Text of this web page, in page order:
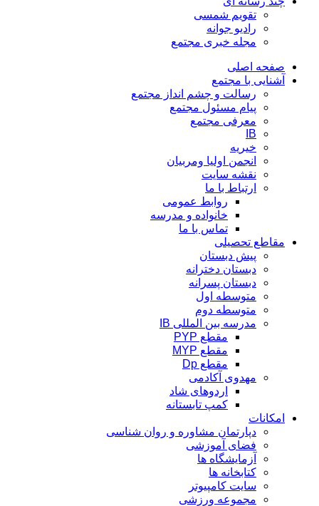
تقویم شمسی
رادیو جوانه
مجله خبری مجتمع
صفحه اصلی
آشنایی با مجتمع
رسالت و چشم انداز مجتمع
پیام مسئول مجتمع
معرفی مجتمع
IB
خیریه
انجمن اولیا ومربیان
نقشه سایت
ارتباط با ما
روابط عمومی
خانواده و مدرسه
تماس با ما
مقاطع تحصیلی
پیش دبستان
دبستان دخترانه
دبستان پسرانه
متوسطه اول
متوسطه دوم
مدرسه بین المللی IB
مقطع PYP
مقطع MYP
مقطع Dp
مهدوی آکادمی
اردوهای شاد
کمپ تابستانه
امکانات
دپارتمان مشاوره و روان شناسی
فضای آموزشی
آزمایشگاه ها
کتابخانه ها
سایت کامپیوتر
مجموعه ورزشی